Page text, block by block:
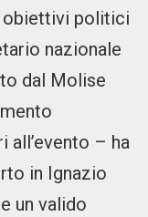
obiettivi politici
nazionale
dal Molise
all’evento – ha
in Ignazio
un valido